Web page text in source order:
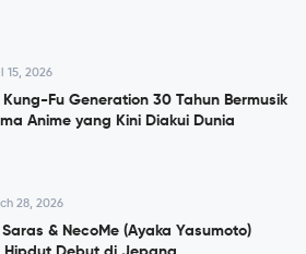
15, 2026
Kung-Fu Generation 30 Tahun Bermusik
Anime yang Kini Diakui Dunia
28, 2026
& NecoMe (Ayaka Yasumoto)